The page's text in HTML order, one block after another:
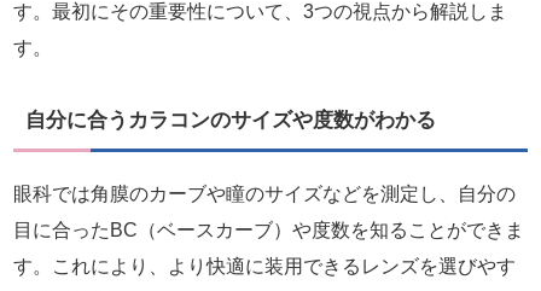
す。最初にその重要性について、3つの視点から解説しま
す。
自分に合うカラコンのサイズや度数がわかる
眼科では角膜のカーブや瞳のサイズなどを測定し、自分の
目に合ったBC（ベースカーブ）や度数を知ることができま
す。これにより、より快適に装用できるレンズを選びやす